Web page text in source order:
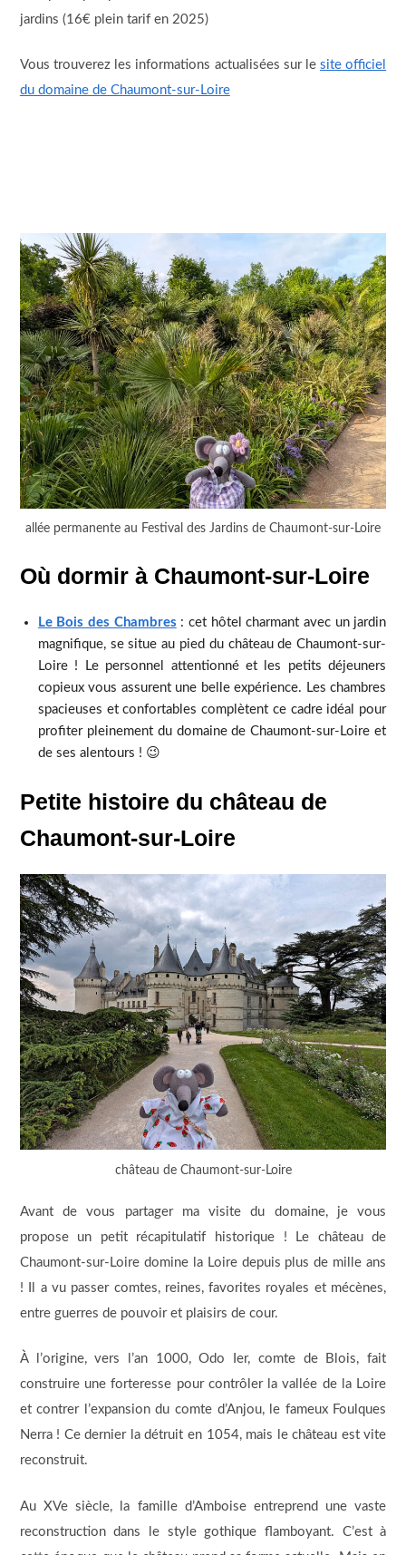
jardins (16€ plein tarif en 2025)
Vous trouverez les informations actualisées sur le site officiel
du domaine de Chaumont-sur-Loire
allée permanente au Festival des Jardins de Chaumont-sur-Loire
Où dormir à Chaumont-sur-Loire
Le Bois des Chambres : cet hôtel charmant avec un jardin
magnifique, se situe au pied du château de Chaumont-sur-
Loire ! Le personnel attentionné et les petits déjeuners
copieux vous assurent une belle expérience. Les chambres
spacieuses et confortables complètent ce cadre idéal pour
profiter pleinement du domaine de Chaumont-sur-Loire et
de ses alentours ! 😉
Petite histoire du château de
Chaumont-sur-Loire
château de Chaumont-sur-Loire
Avant de vous partager ma visite du domaine, je vous
propose un petit récapitulatif historique ! Le château de
Chaumont-sur-Loire domine la Loire depuis plus de mille ans
! Il a vu passer comtes, reines, favorites royales et mécènes,
entre guerres de pouvoir et plaisirs de cour.
À l’origine, vers l’an 1000, Odo Ier, comte de Blois, fait
construire une forteresse pour contrôler la vallée de la Loire
et contrer l’expansion du comte d’Anjou, le fameux Foulques
Nerra ! Ce dernier la détruit en 1054, mais le château est vite
reconstruit.
Au XVe siècle, la famille d’Amboise entreprend une vaste
reconstruction dans le style gothique flamboyant. C’est à